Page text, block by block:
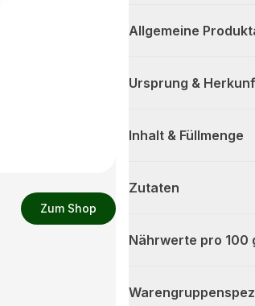
Zum Shop
Allgemeine
Ursprung &
Inhalt & Füllmenge
Zutaten
Nährwerte pro 100